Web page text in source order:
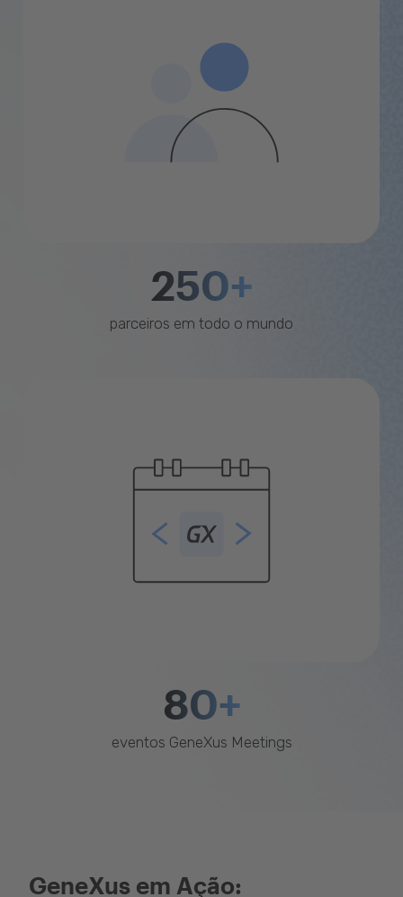
250+
parceiros em todo o mundo
80+
eventos GeneXus Meetings
GeneXus em Ação: